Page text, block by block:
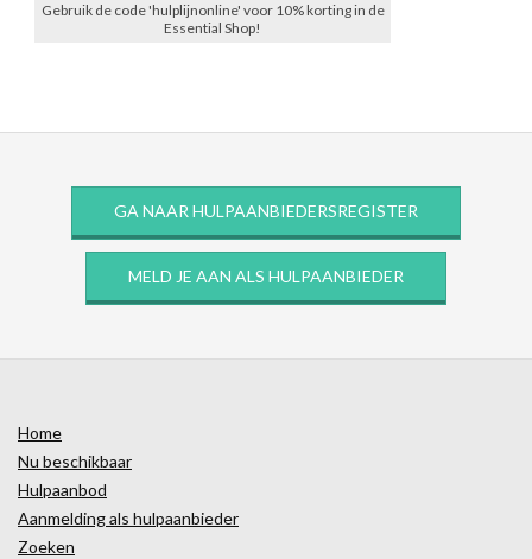
Gebruik de code 'hulplijnonline' voor 10% korting in de
Essential Shop!
GA NAAR HULPAANBIEDERSREGISTER
MELD JE AAN ALS HULPAANBIEDER
Home
Nu beschikbaar
Hulpaanbod
Aanmelding als hulpaanbieder
Zoeken